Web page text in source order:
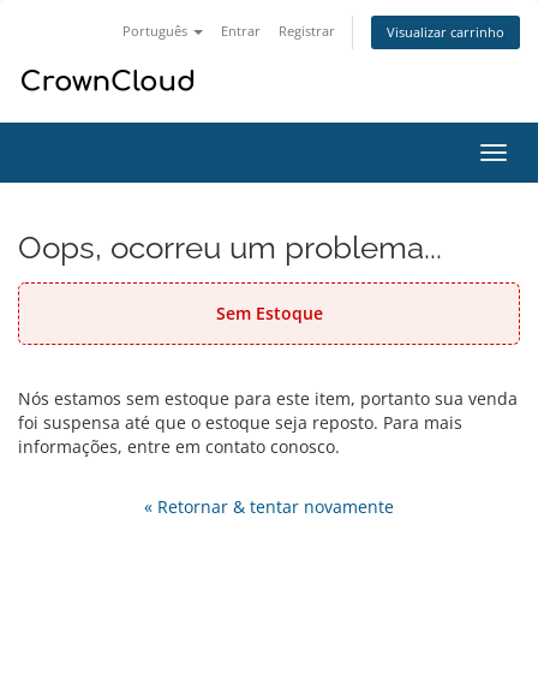
Português Entrar Registrar Visualizar carrinho
Oops, ocorreu um problema...
Sem Estoque
Nós estamos sem estoque para este item, portanto sua venda
foi suspensa até que o estoque seja reposto. Para mais
informações, entre em contato conosco.
« Retornar & tentar novamente